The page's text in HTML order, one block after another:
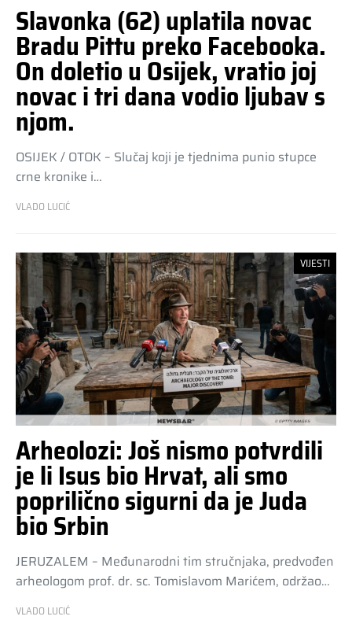
Slavonka (62) uplatila novac
Bradu Pittu preko Facebooka.
On doletio u Osijek, vratio joj
novac i tri dana vodio ljubav s
njom.
OSIJEK / OTOK – Slučaj koji je tjednima punio stupce
crne kronike i…
VLADO LUCIĆ
VIJESTI
Arheolozi: Još nismo potvrdili
je li Isus bio Hrvat, ali smo
poprilično sigurni da je Juda
bio Srbin
JERUZALEM – Međunarodni tim stručnjaka, predvođen
arheologom prof. dr. sc. Tomislavom Marićem, održao…
VLADO LUCIĆ